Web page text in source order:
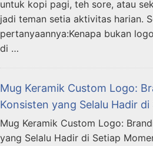
untuk kopi pagi, teh sore, atau
jadi teman setia aktivitas harian.
pertanyaannya:Kenapa bukan
di …
Mug Keramik Custom Logo:
Konsisten yang Selalu Hadir di
Mug Keramik Custom Logo:
yang Selalu Hadir di Setiap